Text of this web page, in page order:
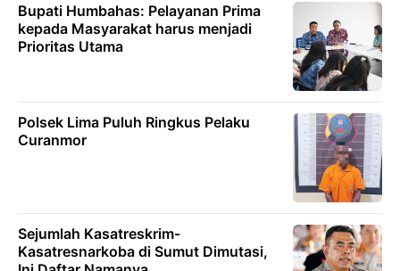
Bupati Humbahas: Pelayanan Prima
kepada Masyarakat harus menjadi
Prioritas Utama
Polsek Lima Puluh Ringkus Pelaku
Curanmor
Sejumlah Kasatreskrim-
Kasatresnarkoba di Sumut Dimutasi,